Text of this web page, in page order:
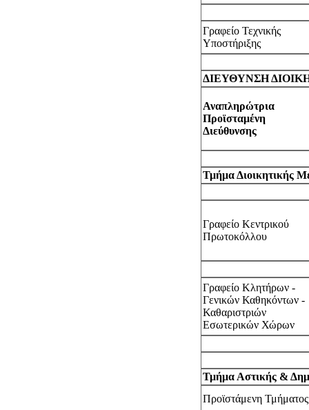
Γραφείο Τεχνικής
Υποστήριξης
ΔΙΕΥΘΥΝΣΗ
Αναπληρώτρια
Προϊσταμένη
Διεύθυνσης
Τμήμα Διοικητικής
Γραφείο Κεντρικού
Πρωτοκόλλου
Γραφείο Κλητήρων -
Γενικών Καθηκόντων -
Καθαριστριών
Εσωτερικών Χώρων
Τμήμα Αστικής &
Προϊστάμενη Τμήματος